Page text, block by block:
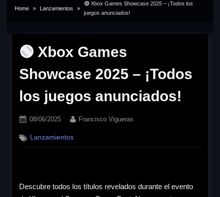
Home Lanzamientos
🟢 Xbox Games Showcase 2025 – ¡Todos los
juegos anunciados!
🟢 Xbox Games
Showcase 2025 – ¡Todos
los juegos anunciados!
Posted
08/06/2025 By
Francisco Vigueras
Lanzamientos
Descubre todos los títulos revelados durante el evento